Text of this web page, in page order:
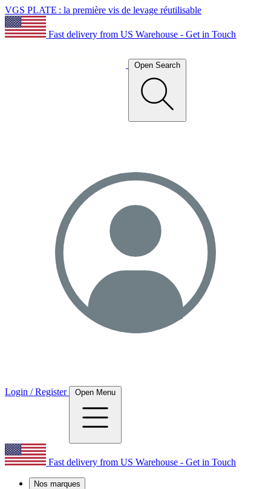
VGS PLATE : la première vis de levage réutilisable
Fast delivery from US Warehouse - Get in Touch
Open Search
Login / Register Open Menu
Fast delivery from US Warehouse - Get in Touch
Nos marques